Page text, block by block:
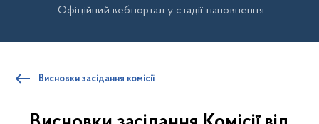
Офіційний вебпортал у стадії наповнення
Висновки засідання комісії